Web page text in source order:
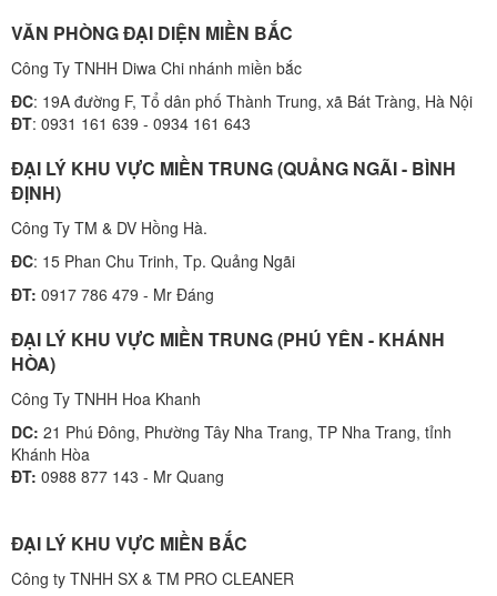
VĂN PHÒNG ĐẠI DIỆN MIỀN BẮC
Công Ty TNHH Diwa Chi nhánh miền bắc
ĐC: 19A đường F, Tổ dân phố Thành Trung, xã Bát Tràng, Hà Nội
ĐT: 0931 161 639 - 0934 161 643
ĐẠI LÝ KHU VỰC MIỀN TRUNG (QUẢNG NGÃI - BÌNH
ĐỊNH)
Công Ty TM & DV Hồng Hà.
ĐC: 15 Phan Chu Trinh, Tp. Quảng Ngãi
ĐT: 0917 786 479 - Mr Đáng
ĐẠI LÝ KHU VỰC MIỀN TRUNG (PHÚ YÊN - KHÁNH
HÒA)
Công Ty TNHH Hoa Khanh
DC: 21 Phú Đông, Phường Tây Nha Trang, TP Nha Trang, tỉnh
Khánh Hòa
ĐT: 0988 877 143 - Mr Quang
ĐẠI LÝ KHU VỰC MIỀN BẮC
Công ty TNHH SX & TM PRO CLEANER